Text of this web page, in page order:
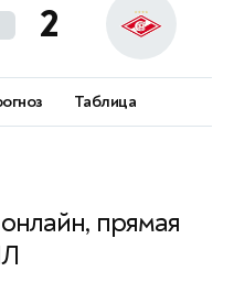
2
Таблица
онлайн, прямая